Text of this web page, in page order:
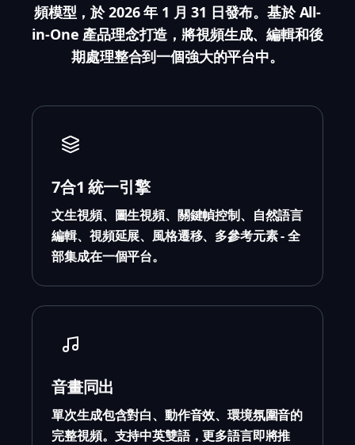
頻模型，於 2026 年 1 月 31 日發布。基於 All-
in-One 產品理念打造，將視頻生成、編輯和後
期處理整合到一個強大的平台中。
7合1 統一引擎
文生視頻、圖生視頻、關鍵幀控制、自然語言
編輯、視頻延展、風格遷移、多參考元素 - 全
部集成在一個平台。
音畫同出
單次生成包含對白、動作音效、環境氛圍音的
完整視頻。支持中英雙語，更多語言即將推